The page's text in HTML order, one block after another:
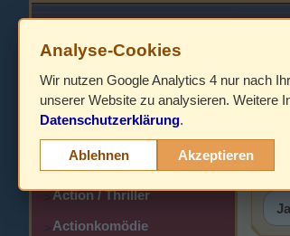
HOME
>
> Action
>Action / Thriller
>Actionkomödie
Analyse-Cookies
Wir nutzen Google Analytics 4 nur nach
unserer Website zu analysieren. Weitere
Datenschutzerklärung.
Ablehnen Akzeptieren